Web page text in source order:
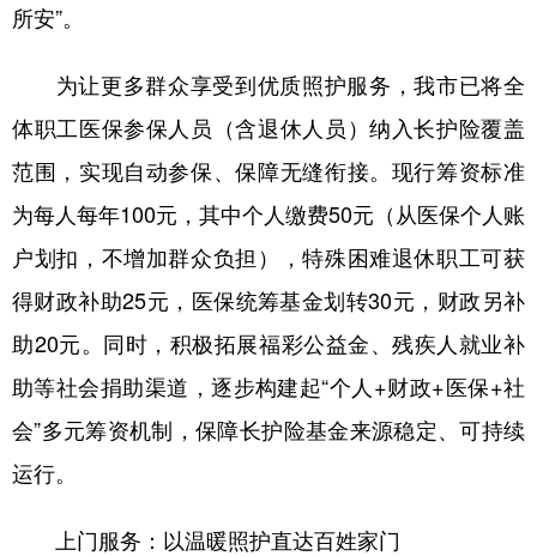
所安”。
为让更多群众享受到优质照护服务，我市已将全
体职工医保参保人员（含退休人员）纳入长护险覆盖
范围，实现自动参保、保障无缝衔接。现行筹资标准
为每人每年100元，其中个人缴费50元（从医保个人账
户划扣，不增加群众负担），特殊困难退休职工可获
得财政补助25元，医保统筹基金划转30元，财政另补
助20元。同时，积极拓展福彩公益金、残疾人就业补
助等社会捐助渠道，逐步构建起“个人+财政+医保+社
会”多元筹资机制，保障长护险基金来源稳定、可持续
运行。
上门服务：以温暖照护直达百姓家门